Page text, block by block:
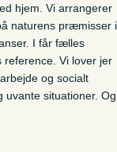
hjem. Vi arrangerer
naturens præmisser i
I får fælles
Vi lover jer
og socialt
situationer. Og